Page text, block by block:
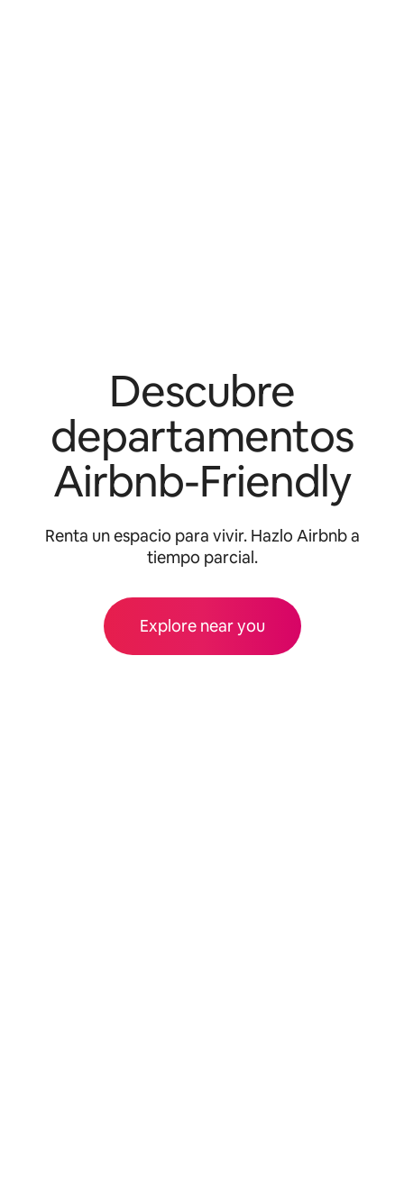
Descubre
departamentos
Airbnb-Friendly
Renta un espacio para vivir. Hazlo Airbnb a
tiempo parcial.
Explore near you